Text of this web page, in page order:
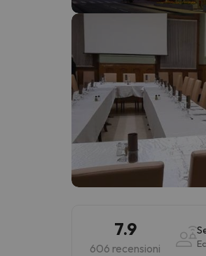
Sembra che il nostro
7.9
606 recensioni